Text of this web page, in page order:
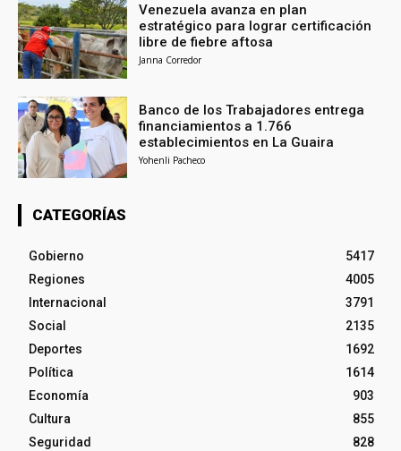
Venezuela avanza en plan
estratégico para lograr certificación
libre de fiebre aftosa
Janna Corredor
Banco de los Trabajadores entrega
financiamientos a 1.766
establecimientos en La Guaira
Yohenli Pacheco
CATEGORÍAS
Gobierno
5417
Regiones
4005
Internacional
3791
Social
2135
Deportes
1692
Política
1614
Economía
903
Cultura
855
Seguridad
828